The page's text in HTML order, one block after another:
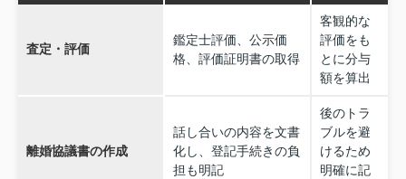
査定・評価
鑑定士評価、公示価
格、評価証明書の取得
客観的な
評価をも
とに分与
額を算出
離婚協議書の作成
話し合いの内容を文書
化し、登記手続きの負
担も明記
後のトラ
ブルを避
けるため
明確に記